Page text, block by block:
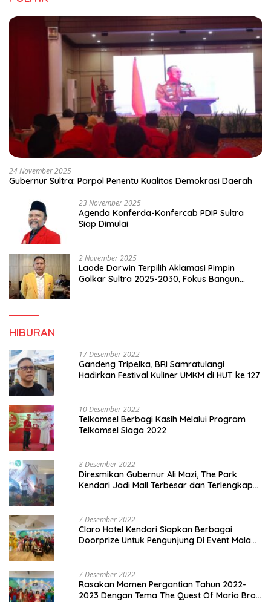
24 November 2025
Gubernur Sultra: Parpol Penentu Kualitas Demokrasi Daerah
23 November 2025
Agenda Konferda-Konfercab PDIP Sultra
Siap Dimulai
2 November 2025
Laode Darwin Terpilih Aklamasi Pimpin
Golkar Sultra 2025-2030, Fokus Bangun
HIBURAN
17 Desember 2022
Gandeng Tripelka, BRI Samratulangi
Hadirkan Festival Kuliner UMKM di HUT ke 127
10 Desember 2022
Telkomsel Berbagi Kasih Melalui Program
Telkomsel Siaga 2022
8 Desember 2022
Diresmikan Gubernur Ali Mazi, The Park
Kendari Jadi Mall Terbesar dan Terlengkap
7 Desember 2022
Claro Hotel Kendari Siapkan Berbagai
Doorprize Untuk Pengunjung Di Event Malam
7 Desember 2022
Rasakan Momen Pergantian Tahun 2022-
2023 Dengan Tema The Quest Of Mario Bros